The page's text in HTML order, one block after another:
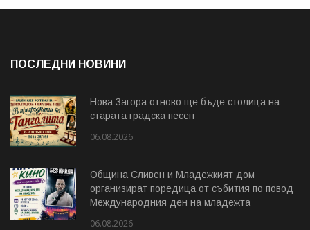
ПОСЛЕДНИ НОВИНИ
Нова Загора отново ще бъде столица на
старата градска песен
06.08.2026
Община Сливен и Младежкият дом
организират поредица от събития по повод
Международния ден на младежта
06.08.2026